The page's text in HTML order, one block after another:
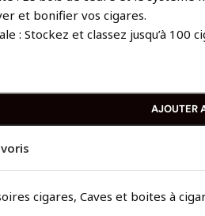
et bonifier vos cigares.
: Stockez et classez jusqu’à 100
AJOUTER
cigares, Caves et boites à